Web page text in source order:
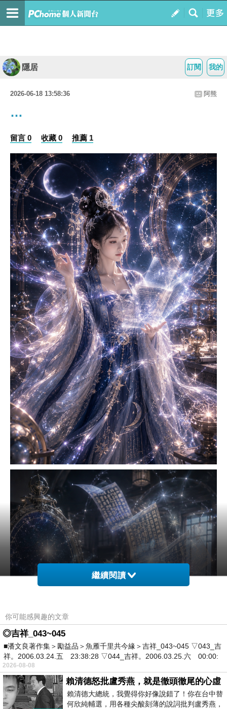
我的
訂閱
隱居
2026-06-18 13:58:36 阿熊
…
留言 0 收藏 0 推薦 1
繼續閱讀
你可能感興趣的文章
◎吉祥_043~045
■潘文良著作集＞勵益品＞魚雁千里共今緣＞吉祥_043~045 ▽043_吉
祥。2006.03.24.五 23:38:28 ▽044_吉祥。2006.03.25.六 00:00:
2026-08-08
賴清德怒批盧秀燕，就是徹頭徹尾的心虛
賴清德大總統，我覺得你好像說錯了！你在台中替
何欣純輔選，用各種尖酸刻薄的說詞批判盧秀燕，